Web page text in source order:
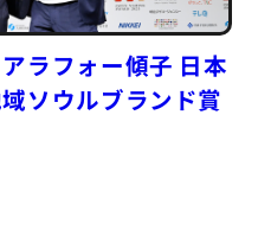
ラフォー傾子 日本
ソウルブランド賞